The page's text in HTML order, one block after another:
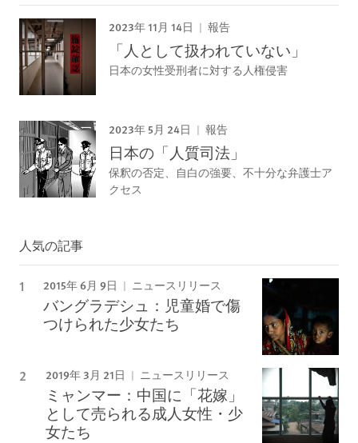
2023年 11月 14日 報告
「人として扱われていない」
日本の女性受刑者に対する人権侵害
2023年 5月 24日 報告
日本の「人質司法」
保釈の否定、自白の強要、不十分な弁護士ア
クセス
人気の記事
2015年 6月 9日 ニュースリリース
バングラデシュ：児童婚で傷
つけられた少女たち
2019年 3月 21日 ニュースリリース
ミャンマー：中国に「花嫁」
として売られる成人女性・少
女たち